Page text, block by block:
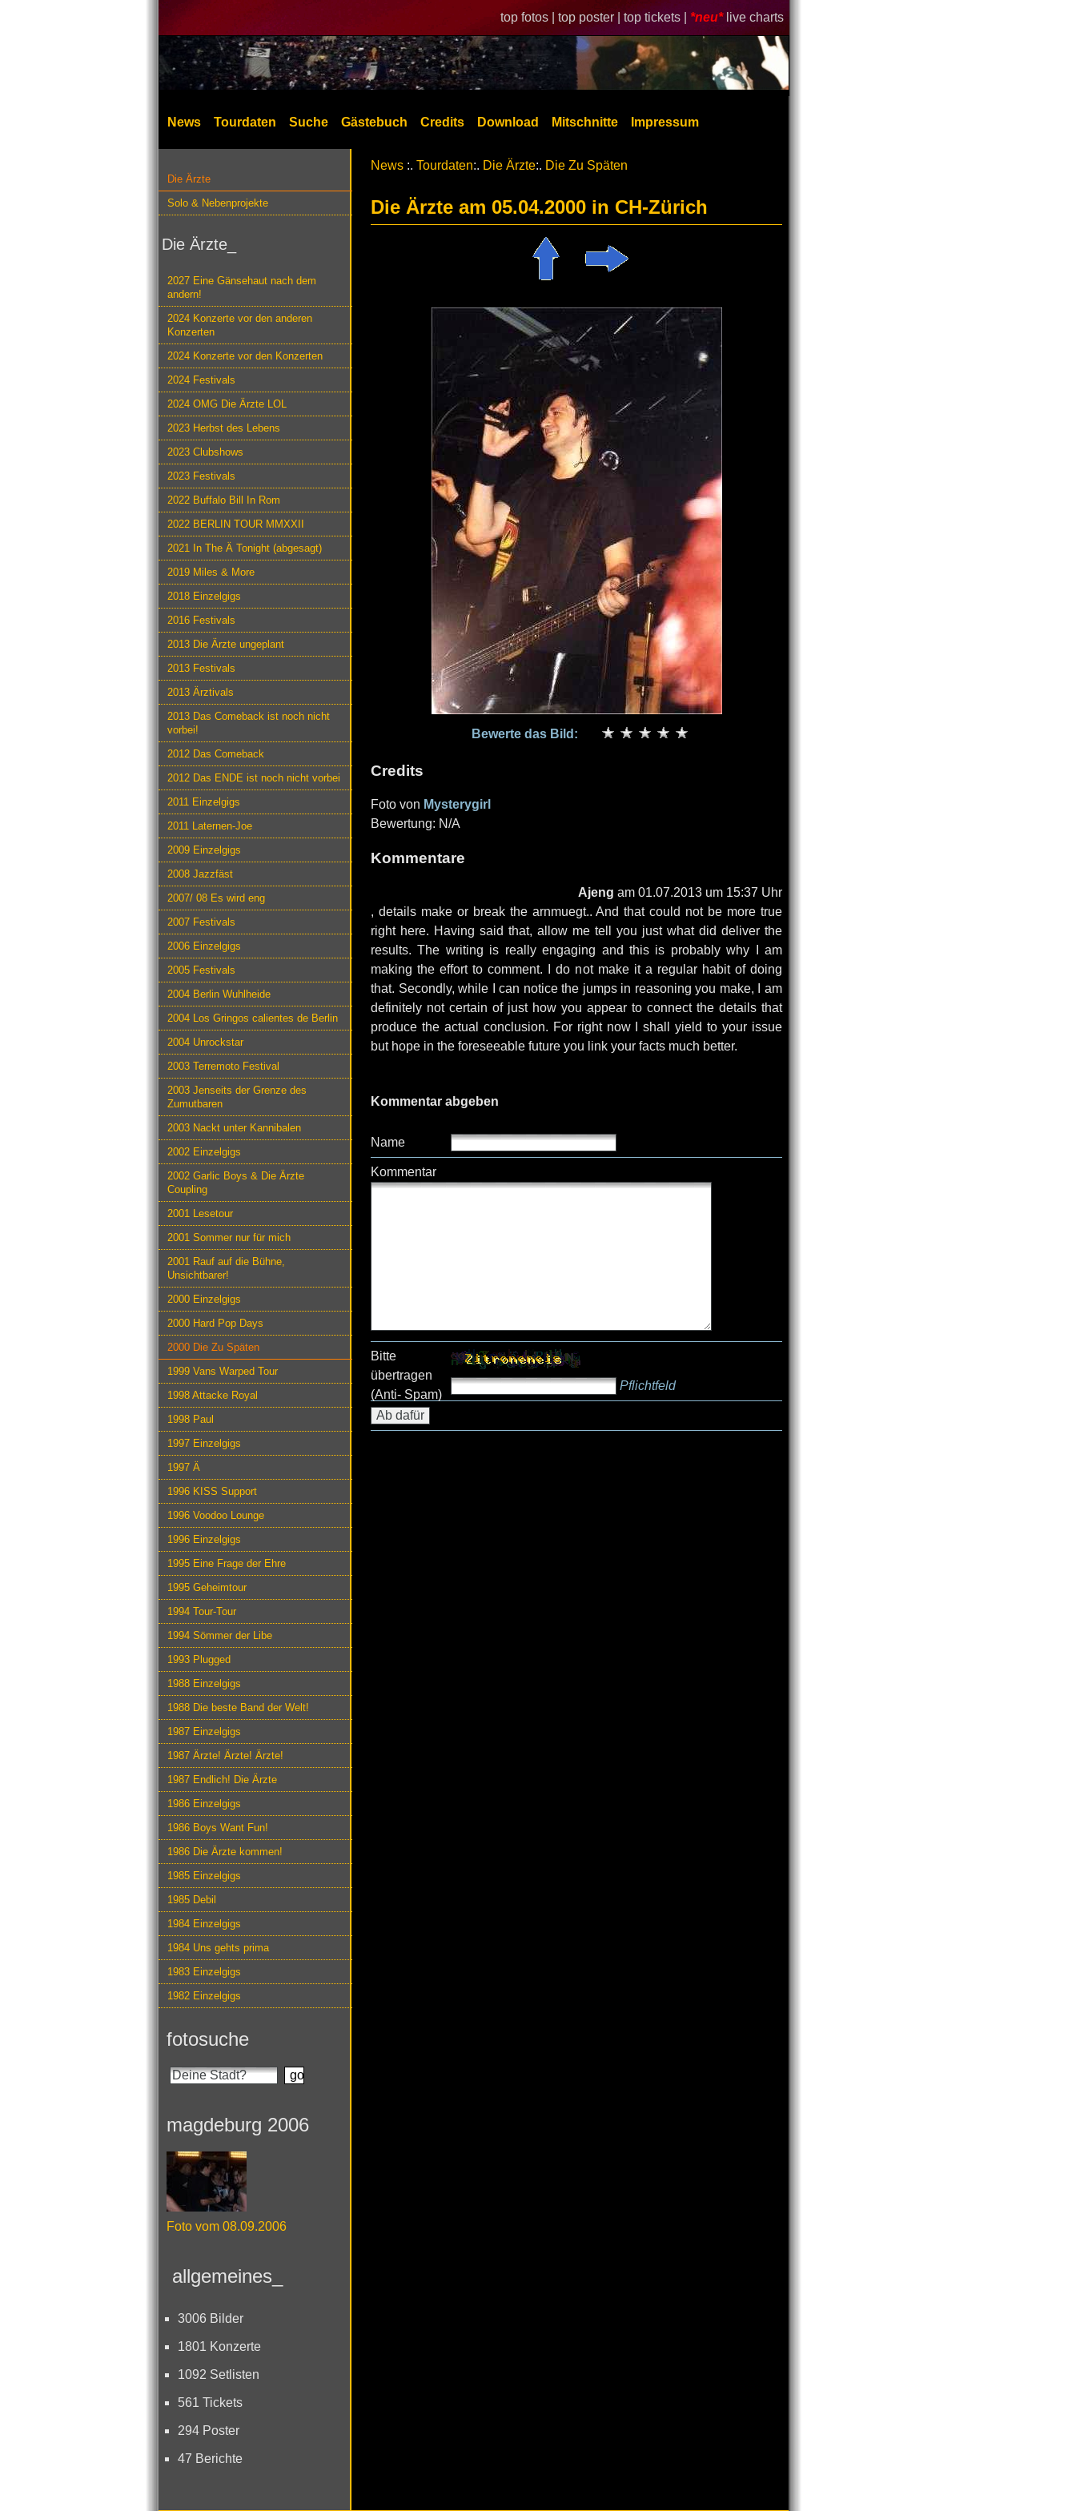
top fotos | top poster | top tickets | *neu* live charts
News Tourdaten Suche Gästebuch Credits Download Mitschnitte Impressum
Die Ärzte
Solo & Nebenprojekte
Die Ärzte_
2027 Eine Gänsehaut nach dem
andern!
2024 Konzerte vor den anderen
Konzerten
2024 Konzerte vor den Konzerten
2024 Festivals
2024 OMG Die Ärzte LOL
2023 Herbst des Lebens
2023 Clubshows
2023 Festivals
2022 Buffalo Bill In Rom
2022 BERLIN TOUR MMXXII
2021 In The Ä Tonight (abgesagt)
2019 Miles & More
2018 Einzelgigs
2016 Festivals
2013 Die Ärzte ungeplant
2013 Festivals
2013 Ärztivals
2013 Das Comeback ist noch nicht
vorbei!
2012 Das Comeback
2012 Das ENDE ist noch nicht vorbei
2011 Einzelgigs
2011 Laternen-Joe
2009 Einzelgigs
2008 Jazzfäst
2007/ 08 Es wird eng
2007 Festivals
2006 Einzelgigs
2005 Festivals
2004 Berlin Wuhlheide
2004 Los Gringos calientes de Berlin
2004 Unrockstar
2003 Terremoto Festival
2003 Jenseits der Grenze des
Zumutbaren
2003 Nackt unter Kannibalen
2002 Einzelgigs
2002 Garlic Boys & Die Ärzte
Coupling
2001 Lesetour
2001 Sommer nur für mich
2001 Rauf auf die Bühne,
Unsichtbarer!
2000 Einzelgigs
2000 Hard Pop Days
2000 Die Zu Späten
1999 Vans Warped Tour
1998 Attacke Royal
1998 Paul
1997 Einzelgigs
1997 Ä
1996 KISS Support
1996 Voodoo Lounge
1996 Einzelgigs
1995 Eine Frage der Ehre
1995 Geheimtour
1994 Tour-Tour
1994 Sömmer der Libe
1993 Plugged
1988 Einzelgigs
1988 Die beste Band der Welt!
1987 Einzelgigs
1987 Ärzte! Ärzte! Ärzte!
1987 Endlich! Die Ärzte
1986 Einzelgigs
1986 Boys Want Fun!
1986 Die Ärzte kommen!
1985 Einzelgigs
1985 Debil
1984 Einzelgigs
1984 Uns gehts prima
1983 Einzelgigs
1982 Einzelgigs
fotosuche
magdeburg 2006
Foto vom 08.09.2006
allgemeines_
3006 Bilder
1801 Konzerte
1092 Setlisten
561 Tickets
294 Poster
47 Berichte
News :. Tourdaten:. Die Ärzte:. Die Zu Späten
Die Ärzte am 05.04.2000 in CH-Zürich
Bewerte das Bild:
Credits
Foto von Mysterygirl
Bewertung: N/A
Kommentare
Ajeng am 01.07.2013 um 15:37 Uhr
, details make or break the arnmuegt.. And that could not be more true
right here. Having said that, allow me tell you just what did deliver the
results. The writing is really engaging and this is probably why I am
making the effort to comment. I do not make it a regular habit of doing
that. Secondly, while I can notice the jumps in reasoning you make, I am
definitely not certain of just how you appear to connect the details that
produce the actual conclusion. For right now I shall yield to your issue
but hope in the foreseeable future you link your facts much better.
Kommentar abgeben
Name
Kommentar
Bitte
übertragen
(Anti- Spam)
Pflichtfeld